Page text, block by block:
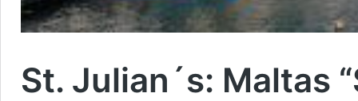
St. Julian´s: Maltas